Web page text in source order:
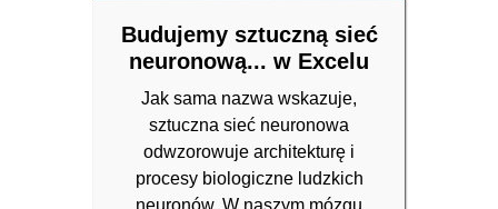
Budujemy sztuczną sieć
neuronową... w Excelu
Jak sama nazwa wskazuje,
sztuczna sieć neuronowa
odwzorowuje architekturę i
procesy biologiczne ludzkich